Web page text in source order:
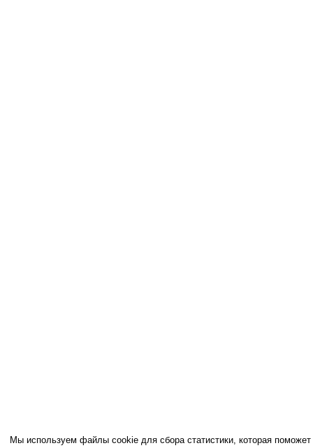
Мы используем файлы cookie для сбора статистики, которая